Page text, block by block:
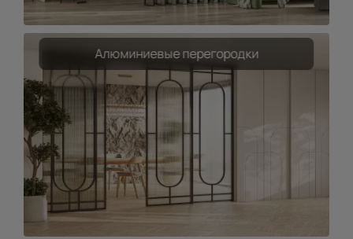
Алюминиевые перегородки